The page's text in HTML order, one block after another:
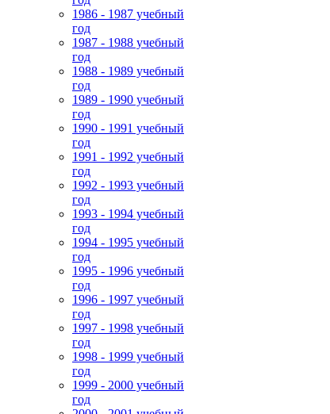
1986 - 1987 учебный
год
1987 - 1988 учебный
год
1988 - 1989 учебный
год
1989 - 1990 учебный
год
1990 - 1991 учебный
год
1991 - 1992 учебный
год
1992 - 1993 учебный
год
1993 - 1994 учебный
год
1994 - 1995 учебный
год
1995 - 1996 учебный
год
1996 - 1997 учебный
год
1997 - 1998 учебный
год
1998 - 1999 учебный
год
1999 - 2000 учебный
год